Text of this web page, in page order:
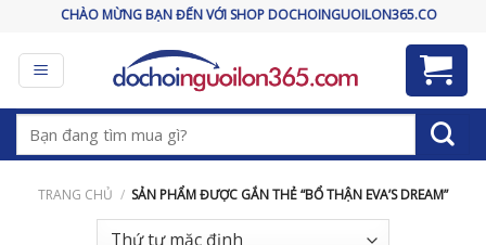
content
CHÀO MỪNG BẠN ĐẾN VỚI SHOP DOCHOINGUOILON365.COM
Tìm
kiếm:
TRANG CHỦ / SẢN PHẨM ĐƯỢC GẮN THẺ “BỔ THẬN EVA’S DREAM”